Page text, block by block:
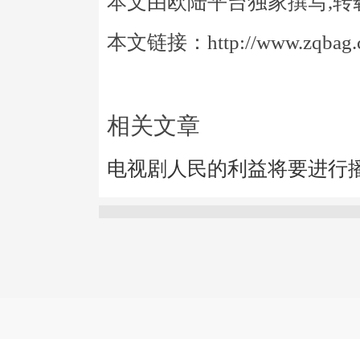
本文链接：http://
相关文章
电视剧人民的利益将要进行